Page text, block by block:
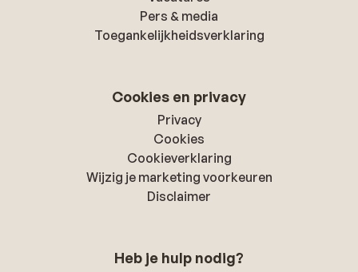
Pers & media
Toegankelijkheidsverklaring
Cookies en privacy
Privacy
Cookies
Cookieverklaring
Wijzig je marketing voorkeuren
Disclaimer
Heb je hulp nodig?